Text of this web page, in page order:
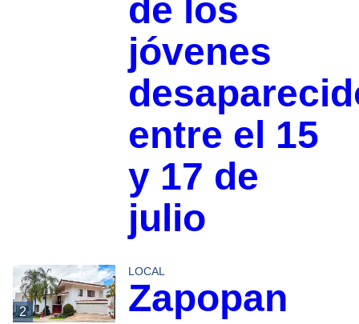
de los
jóvenes
entre el 15
y 17 de
julio
2
LOCAL
Zapopan